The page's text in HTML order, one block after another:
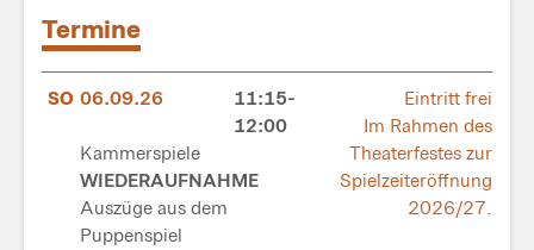
Termine
SO 06.09.26
11:15-
12:00
Kammerspiele
WIEDERAUFNAHME
Auszüge aus dem
Puppenspiel
Eintritt frei
Im Rahmen des
Theaterfestes zur
Spielzeiteröffnung
2026/27.